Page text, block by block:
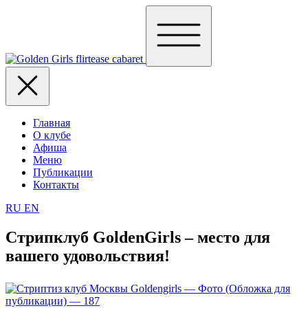
Главная
О клубе
Афиша
Меню
Публикации
Контакты
RU EN
Стрипклуб GoldenGirls – место для
вашего удовольствия!